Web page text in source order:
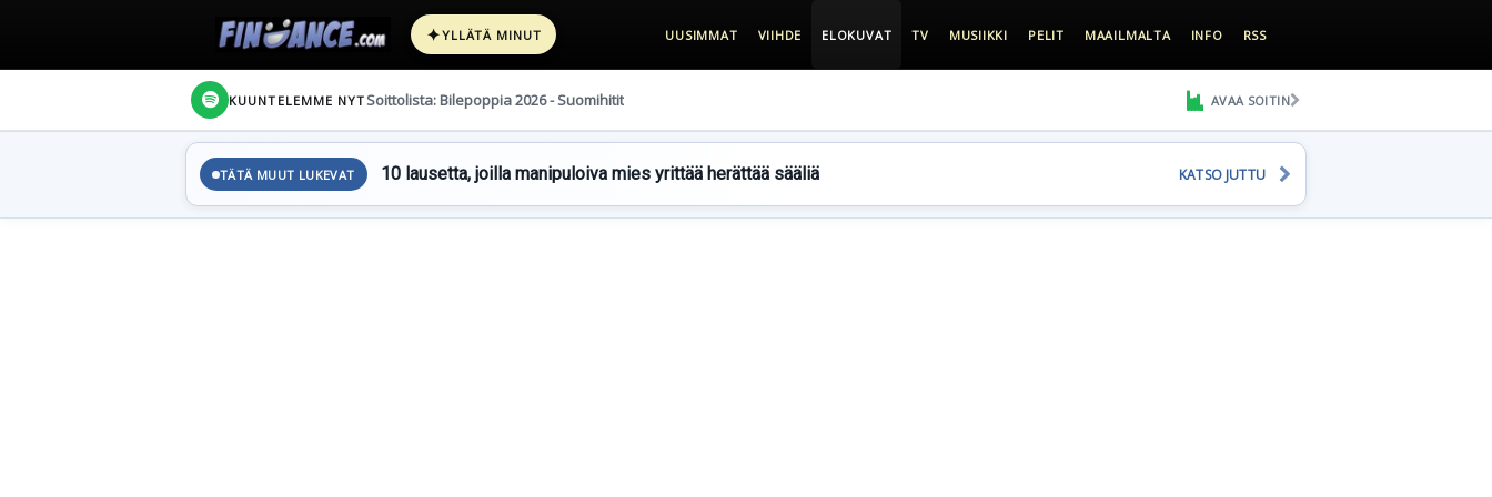
✦YLLÄTÄ MINUT UUSIMMAT VIIHDE ELOKUVAT TV MUSIIKKI PELIT MAAILMALTA INFO RSS
KUUNTELEMME NYT Soittolista: Bilepoppia 2026 - Suomihitit AVAA SOITIN
TÄTÄ MUUT LUKEVAT 10 lausetta, joilla manipuloiva mies yrittää herättää sääliä KATSO JUTTU